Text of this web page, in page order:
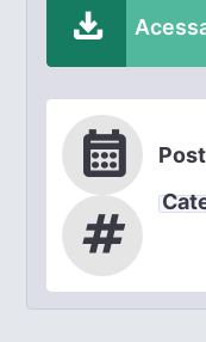
download
calendar_month
tag